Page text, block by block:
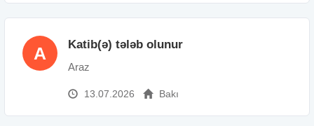
A Katib(ə) tələb olunur
Araz
13.07.2026 Bakı